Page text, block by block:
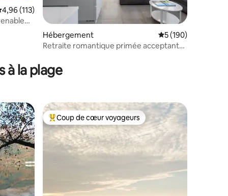
: 4,91 sur 5
moyenne sur la base de 113 commentaires : 4,96 sur 5
4,96 (113)
Hébergement Évaluation
5 (190)
Retraite romantique primée acceptant
à la plage
appréciés Coups de cœur voyageurs les plus appréciés
Coup de cœur voyageurs